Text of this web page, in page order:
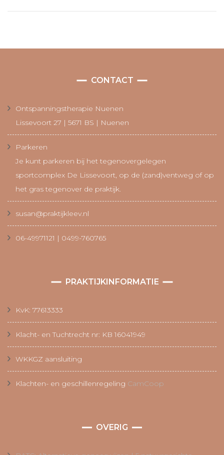
CONTACT
Ontspanningstherapie Nuenen
Lissevoort 27 | 5671 BS | Nuenen
Parkeren
Je kunt parkeren bij het tegenovergelegen
sportcomplex De Lissevoort, op de (zand)ventweg of op
het gras tegenover de praktijk.
susan@praktijkleev.nl
06-49971121 | 0499-760765
PRAKTIJKINFORMATIE
KvK: 77613333
Klacht- en Tuchtrecht nr: KB 16041949
WKKGZ aansluiting
Klachten- en geschillenregeling CamCoop
OVERIG